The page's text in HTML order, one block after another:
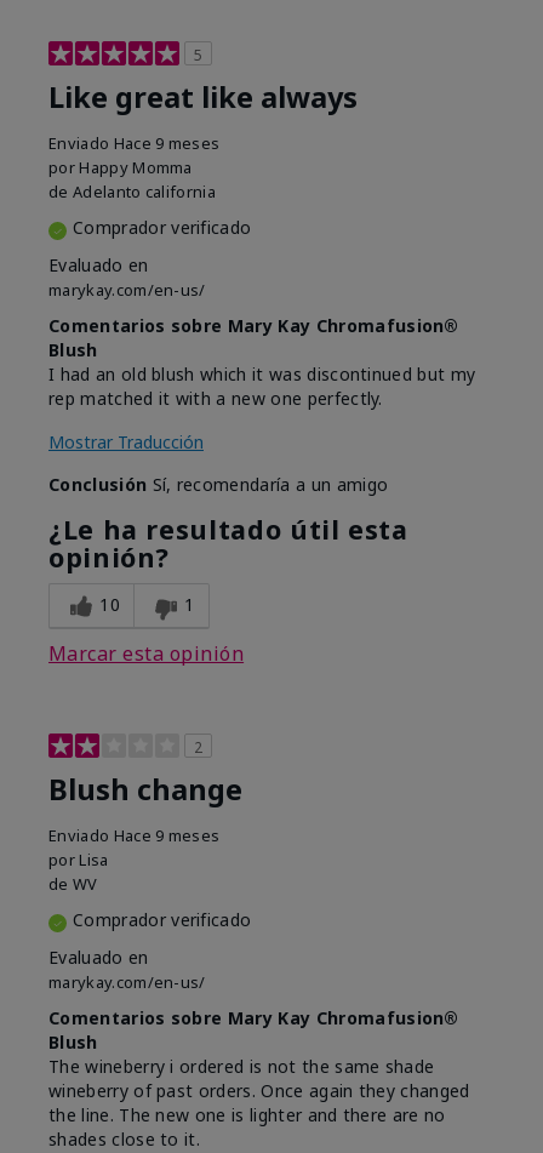
5
Like great like always
Enviado Hace 9 meses
por Happy Momma
de Adelanto california
Comprador verificado
Evaluado en
marykay.com/en-us/
Comentarios sobre Mary Kay Chromafusion®
Blush
I had an old blush which it was discontinued but my
rep matched it with a new one perfectly.
Mostrar Traducción
Conclusión Sí, recomendaría a un amigo
¿Le ha resultado útil esta
opinión?
10 1
Marcar esta opinión
2
Blush change
Enviado Hace 9 meses
por Lisa
de WV
Comprador verificado
Evaluado en
marykay.com/en-us/
Comentarios sobre Mary Kay Chromafusion®
Blush
The wineberry i ordered is not the same shade
wineberry of past orders. Once again they changed
the line. The new one is lighter and there are no
shades close to it.